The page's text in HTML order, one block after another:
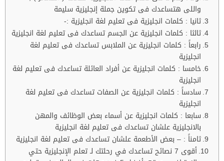
واللى هتساعدك فى تكوين جملة إنجليزية سليمة
ثانيا : كلمات انجليزية فى تعليم لغة انجليزية :-
ثالثا : كلمات انجليزية عن الجسم تساعدك فى تعليم لغة انجليزية
رابعاً : كلمات انجليزية عن الملابس تساعدك فى تعليم لغة
انجليزية
خامسا : كلمات انجليزية عن أفراد العائلة تساعدك فى تعليم لغة
انجليزية
سادساً : كلمات انجليزية عن الصفات تساعدك فى تعليم لغة
انجليزية
سابعا : كلمات انجليزية عن أسماء بعض الوظائف والمهن
بالانجليزية علشان تساعدك فى تعليم لغة انجليزية
ثامناً : – بعض الأطعمة علشان تساعدك فى تعليم لغة انجليزية
أقوى 7 نصائح تساعدك في رحلتك لـ تعلم الإنجليزية حتي